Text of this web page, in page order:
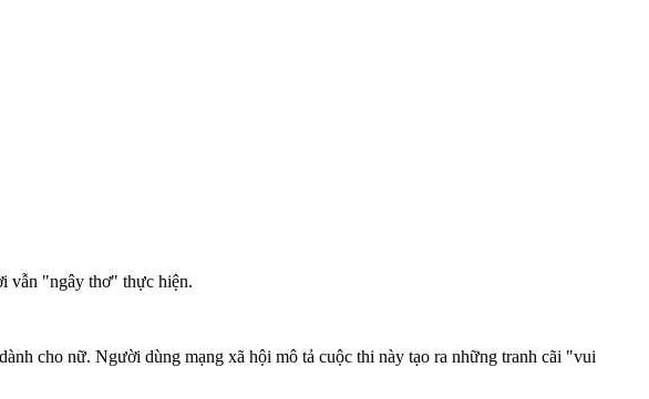
vẫn "ngây thơ" thực hiện.
cho nữ. Người dùng mạng xã hội mô tả cuộc thi này tạo ra những tranh cãi "vui